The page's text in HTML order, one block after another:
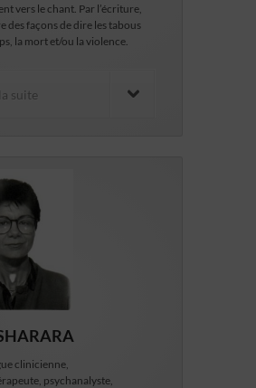
vers le chant. Par l’écriture,
des façons de dire les tabous
la mort et/ou la violence.
suite
clinicienne,
psychanalyste,